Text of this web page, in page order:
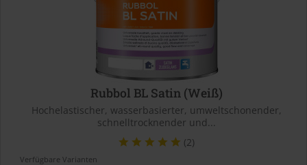
Rubbol BL Satin (Weiß)
Hochelastischer, wasserbasierter, umweltschonender,
schnelltrocknender und...
(2)
Verfügbare Varianten